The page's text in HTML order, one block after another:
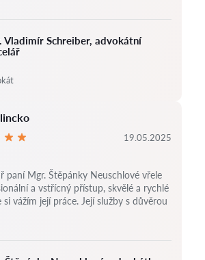
Vladimír Schreiber, advokátní
19.05.2025
paní Mgr. Štěpánky Neuschlové vřele
a vstřícný přístup, skvělé a rychlé
si vážím její práce. Její služby s důvěrou